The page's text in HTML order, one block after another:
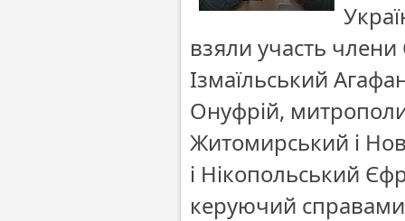
взяли участь
Ізмаїльський
Онуфрій,
Житомирський і
і Нікопольський
керуючий